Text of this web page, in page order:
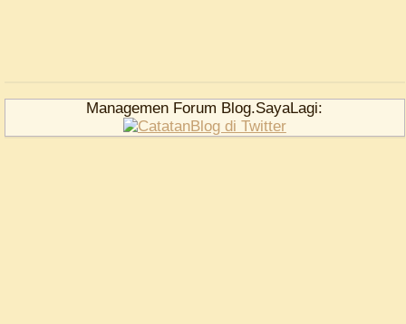
Managemen Forum Blog.SayaLagi: